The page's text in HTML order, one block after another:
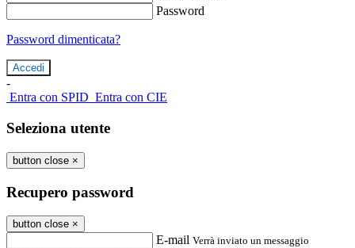
Password
Password dimenticata?
-
Entra con SPID Entra con CIE
Seleziona utente
button close ×
Recupero password
button close ×
E-mail Verrà inviato un messaggio